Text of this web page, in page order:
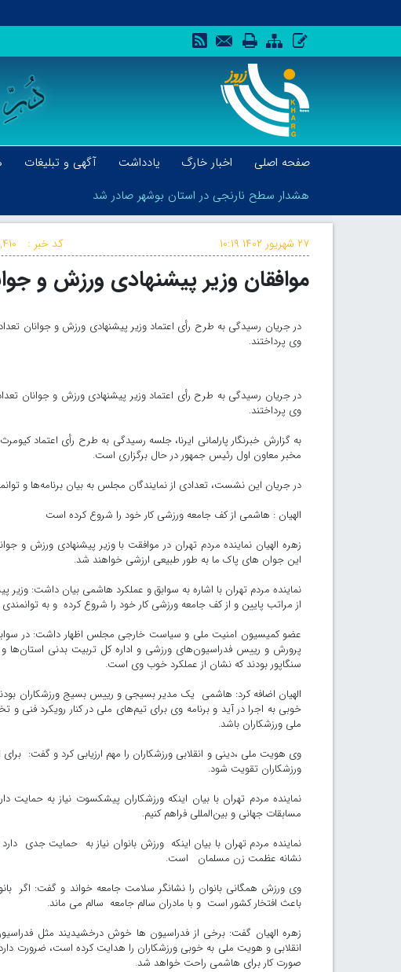
صفحه اصلی اخبار خارگ یادداشت آگهی و تبلیغات
هشدار سطح نارنجی در استان بوشهر صادر شد
هشدار سطح نارنجی در استان بوشهر صادر شد
کد خبر : ۲۷ شهریور ۱۴۰۲ ۱۰:۱۹
موافقان وزیر پیشنهادی ورزش و
در جریان رسیدگی به طرح رأی اعتماد وزیر پیشنهادی ورزش و جوانان
وی پرداختند.
در جریان رسیدگی به طرح رأی اعتماد وزیر پیشنهادی ورزش و جوانان
وی پرداختند.
به گزارش خبرنگار پارلمانی ایرنا، جلسه رسیدگی به طرح رأی اعتماد
مخبر معاون اول رئیس جمهور در حال برگزاری است.
در جریان این نشست، تعدادی از نمایندگان مجلس به بیان برنامه‌ها و
الهیان : هاشمی از کف جامعه ورزشی کار خود را شروع کرده است
زهره الهیان نماینده مردم تهران در موافقت با وزیر پیشنهادی ورزش و
این جوان های پاک ما به طور طبیعی ارزشی خواهند شد.
نماینده مردم تهران با اشاره به سوابق و عملکرد هاشمی بیان داشت:
از مراتب پایین و از کف جامعه ورزشی کار خود را شروع کرده و به
عضو کمیسیون امنیت ملی و سیاست خارجی مجلس اظهار داشت: در
پرورش و رییس فدراسیون‌های ورزشی و اداره کل تربیت بدنی استان‌ها
سنگاپور بودند که نشان از عملکرد خوب وی است.
الهیان اضافه کرد: هاشمی یک مدیر بسیجی و رییس بسیج ورزشکاران
خوبی به اجرا در ‌آید و برنامه وی برای تیم‌های ملی در کنار رویکرد
ملی ورزشکاران باشد.
وی هویت ملی ،دینی و انقلابی ورزشکاران را مهم ارزیابی کرد و گفت: برای
ورزشکاران تقویت شود.
نماینده مردم تهران با بیان اینکه ورزشکاران پیشکسوت نیاز به حمایت
مسابقات جهانی و بین‌المللی فراهم کنیم.
نماینده مردم تهران با بیان اینکه ورزش بانوان نیاز به حمایت جدی
نشانه عظمت زن مسلمان است.
وی ورزش همگانی بانوان را نشانگر سلامت جامعه خواند و گفت: اگر
باعث افتخار کشور است و با مادران سالم جامعه سالم می ماند.
زهره الهیان گفت: برخی از فدراسیون ها خوش درخشیدیند مثل
انقلابی و هویت ملی به خوبی ورزشکاران را هدایت کرده است، ضرورت
صورت کار برای هاشمی راحت خواهد شد.